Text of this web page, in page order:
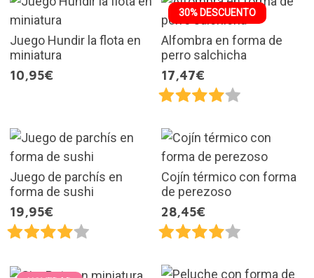
Juego Hundir la flota en
miniatura
10,95€
30% DESCUENTO
Alfombra en forma de
perro salchicha
17,47€
Juego de parchís en
forma de sushi
19,95€
Cojín térmico con forma
de perezoso
28,45€